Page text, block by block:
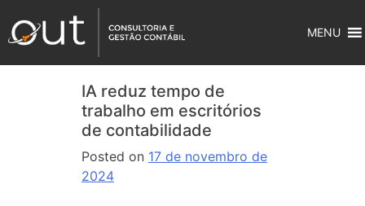
MENU
IA reduz tempo de
trabalho em escritórios
de contabilidade
Posted on 17 de novembro de
2024